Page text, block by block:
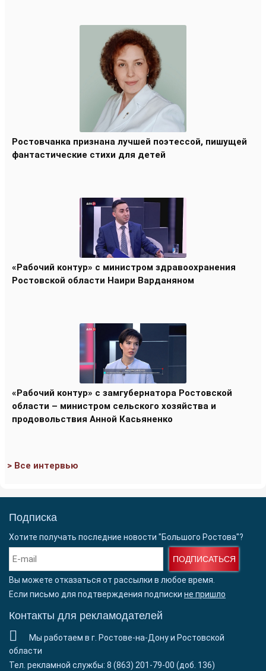
Ростовчанка признана лучшей поэтессой, пишущей
фантастические стихи для детей
«Рабочий контур» с министром здравоохранения
Ростовской области Наири Варданяном
«Рабочий контур» с замгубернатора Ростовской
области – министром сельского хозяйства и
продовольствия Анной Касьяненко
> Все интервью
Подписка
Хотите получать последние новости "Большого Ростова"?
ПОДПИСАТЬСЯ
Вы можете отказаться от рассылки в любое время.
Если письмо для подтверждения подписки не пришло
Контакты для рекламодателей
Мы работаем в г. Ростове-на-Дону и Ростовской
области
Тел. рекламной службы: 8 (863) 201-79-00 (доб. 136)